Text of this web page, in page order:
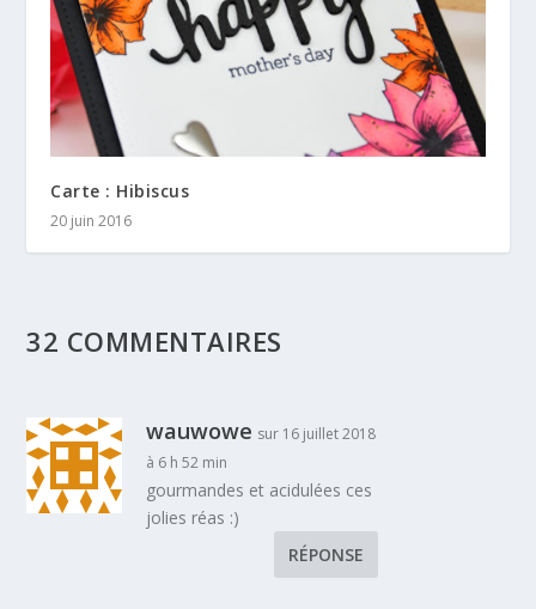
Carte : Hibiscus
20 juin 2016
32 COMMENTAIRES
wauwowe sur 16 juillet 2018
à 6 h 52 min
gourmandes et acidulées ces
jolies réas :)
RÉPONSE